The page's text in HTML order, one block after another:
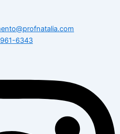
6343